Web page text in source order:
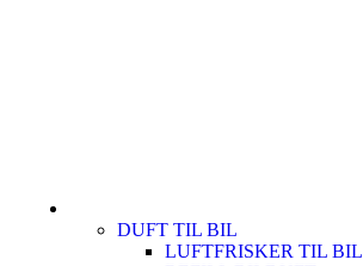
DUFT TIL BIL
LUFTFRISKER TIL BIL